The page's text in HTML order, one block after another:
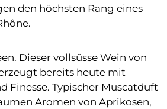
den höchsten Rang eines
Dieser vollsüsse Wein von
bereits heute mit
Finesse. Typischer Muscatduft
Aromen von Aprikosen,